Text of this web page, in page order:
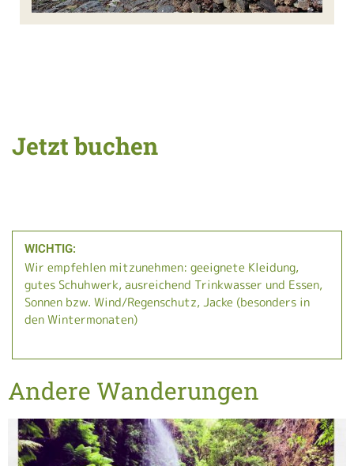
Jetzt buchen
WICHTIG:
Wir empfehlen mitzunehmen: geeignete Kleidung,
gutes Schuhwerk, ausreichend Trinkwasser und Essen,
Sonnen bzw. Wind/Regenschutz, Jacke (besonders in
den Wintermonaten)
Andere Wanderungen